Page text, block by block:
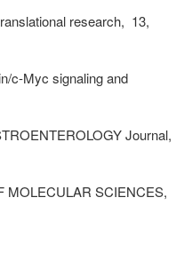
research, 13,
c-Myc signaling and
Journal,
MOLECULAR SCIENCES,